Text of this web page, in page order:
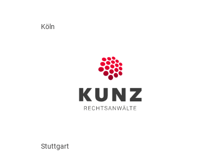
Köln
Stuttgart